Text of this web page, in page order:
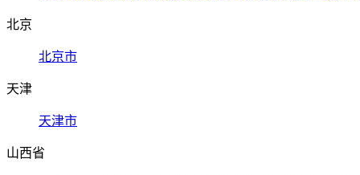
北京
北京市
天津
天津市
山西省